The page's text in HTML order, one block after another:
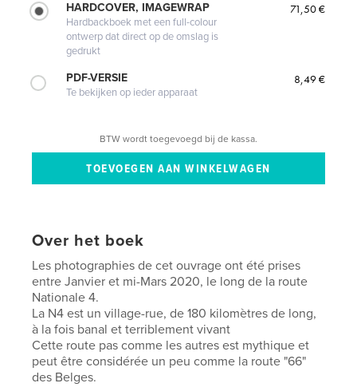
HARDCOVER, IMAGEWRAP
Hardbackboek met een full-colour
ontwerp dat direct op de omslag is
gedrukt
71,50 €
PDF-VERSIE
Te bekijken op ieder apparaat
8,49 €
BTW wordt toegevoegd bij de kassa.
Over het boek
Les photographies de cet ouvrage ont été prises
entre Janvier et mi-Mars 2020, le long de la route
Nationale 4.
La N4 est un village-rue, de 180 kilomètres de long,
à la fois banal et terriblement vivant
Cette route pas comme les autres est mythique et
peut être considérée un peu comme la route "66"
des Belges.